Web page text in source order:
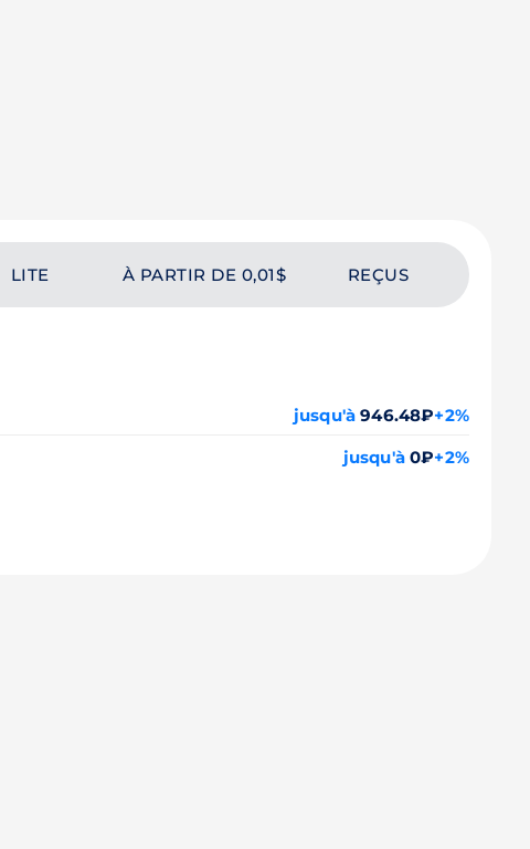
LITE À PARTIR DE 0,01$ REÇUS
jusqu'à 946.48₽+2%
jusqu'à0₽+2%